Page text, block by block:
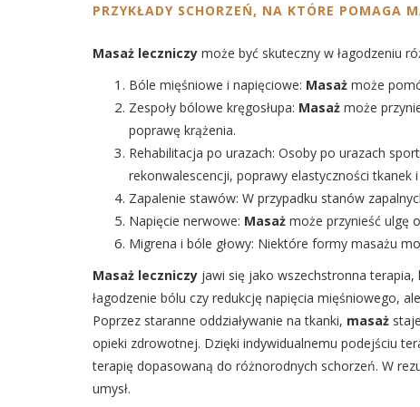
PRZYKŁADY SCHORZEŃ, NA KTÓRE POMAGA
Masaż leczniczy może być skuteczny w łagodzeniu
Bóle mięśniowe i napięciowe: Masaż może
Zespoły bólowe kręgosłupa: Masaż może
poprawę krążenia.
Rehabilitacja po urazach: Osoby po urazach
rekonwalescencji, poprawy elastyczności tkanek
Zapalenie stawów: W przypadku stanów
Napięcie nerwowe: Masaż może przynieść ulgę
Migrena i bóle głowy: Niektóre formy masażu
Masaż leczniczy jawi się jako wszechstronna
łagodzenie bólu czy redukcję napięcia mięśniowego,
Poprzez staranne oddziaływanie na tkanki, masaż
opieki zdrowotnej. Dzięki indywidualnemu podejściu
terapię dopasowaną do różnorodnych schorzeń. W
umysł.